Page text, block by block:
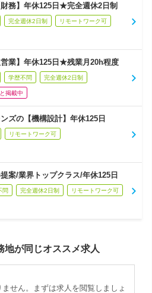
務】年休125日★完全週休2日制
完全週休2日制 リモートワーク可
業】年休125日★残業月20h程度
学歴不問 完全週休2日制
掲載中
ズの【機構設計】年休125日
リモートワーク可
案/業界トップクラス/年休125日
問 完全週休2日制 リモートワーク可
地が同じオススメ求人
せん。まずは求人を閲覧しましょ